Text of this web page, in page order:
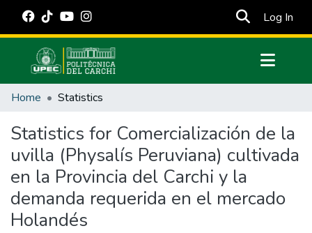
Log In
Communities & Collections
Estadísticas Externas
Manuales
Home Statistics
Statistics for Comercialización de la
uvilla (Physalís Peruviana) cultivada
en la Provincia del Carchi y la
demanda requerida en el mercado
Holandés